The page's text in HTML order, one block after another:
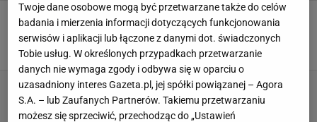
Albert Sosnowski rzucił dwa nazwiska. Hit nad
hity
Antoni Partum,29 LISTOPADA 2023, 05:33
Twoje dane osobowe mogą być przetwarzane także do celów
badania i mierzenia informacji dotyczących funkcjonowania
serwisów i aplikacji lub łączone z danymi dot. świadczonych
Tobie usług. W określonych przypadkach przetwarzanie
danych nie wymaga zgody i odbywa się w oparciu o
uzasadniony interes Gazeta.pl, jej spółki powiązanej – Agora
S.A. – lub Zaufanych Partnerów. Takiemu przetwarzaniu
możesz się sprzeciwić, przechodząc do „Ustawień